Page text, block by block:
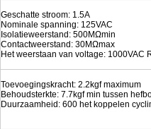
Geschatte stroom: 1.5A
Nominale spanning: 125VAC
Isolatieweerstand: 500MΩmin
Contactweerstand: 30MΩmax
Het weerstaan van voltage: 1000VAC
Toevoegingskracht: 2.2kgf maximum
Behoudsterkte: 7.7kgf min tussen
Duurzaamheid: 600 het koppelen